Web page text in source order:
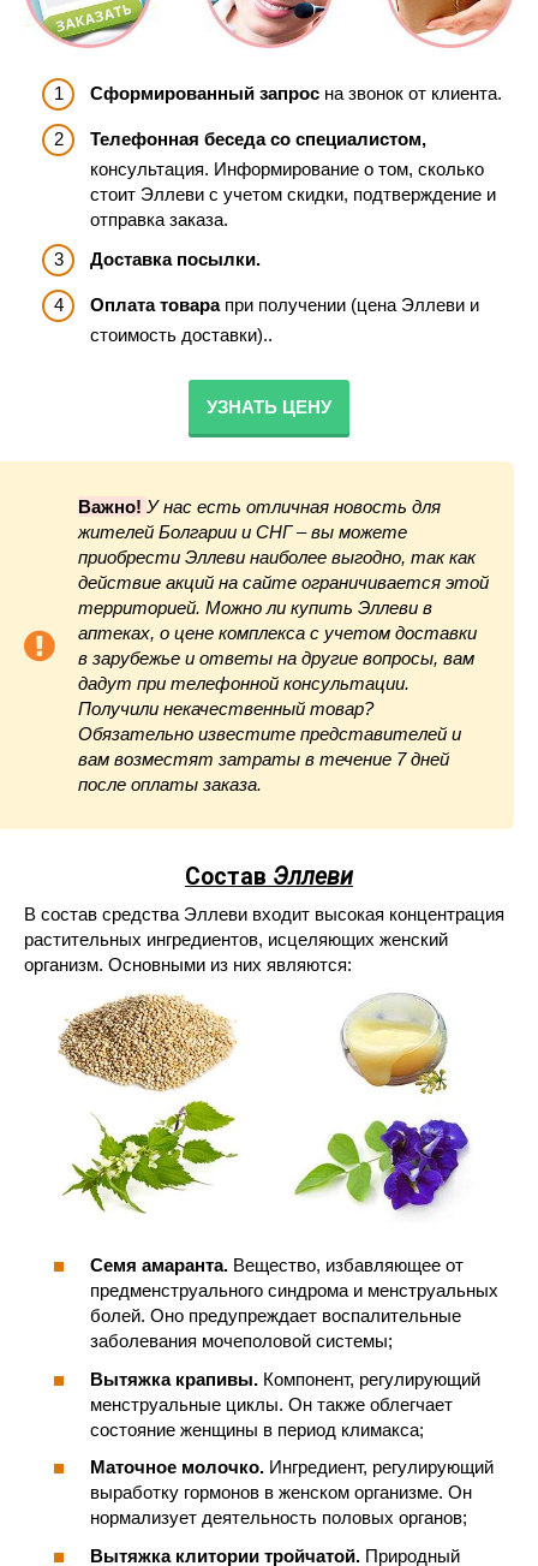
Сформированный запрос на звонок от клиента.
Телефонная беседа со специалистом,
консультация. Информирование о том, сколько
стоит Эллеви с учетом скидки, подтверждение и
отправка заказа.
Доставка посылки.
Оплата товарапри получении (цена Эллеви и
стоимость доставки)..
УЗНАТЬ ЦЕНУ
Важно! У нас есть отличная новость для
жителей Болгарии и СНГ – вы можете
приобрести Эллеви наиболее выгодно, так как
действие акций на сайте ограничивается этой
территорией. Можно ли купить Эллеви в
аптеках, о цене комплекса с учетом доставки
в зарубежье и ответы на другие вопросы, вам
дадут при телефонной консультации.
Получили некачественный товар?
Обязательно известите представителей и
вам возместят затраты в течение 7 дней
после оплаты заказа.
Состав Эллеви
В состав средства Эллеви входит высокая концентрация
растительных ингредиентов, исцеляющих женский
организм. Основными из них являются:
Семя амаранта. Вещество, избавляющее от
предменструального синдрома и менструальных
болей. Оно предупреждает воспалительные
заболевания мочеполовой системы;
Вытяжка крапивы. Компонент, регулирующий
менструальные циклы. Он также облегчает
состояние женщины в период климакса;
Маточное молочко. Ингредиент, регулирующий
выработку гормонов в женском организме. Он
нормализует деятельность половых органов;
Вытяжка клитории тройчатой. Природный